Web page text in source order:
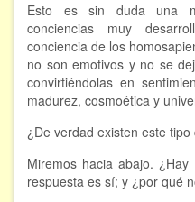
TERAPIAS
Aura y energías. Limpieza
Sincroinducción.
Hipnosis clínica
Hipnosis proyectiva
Esto es sin duda una
conciencias muy
conciencia de los
no son emotivos y no se
convirtiéndolas en
madurez, cosmoética y
¿De verdad existen este
Miremos hacia abajo.
respuesta es sí; y ¿por qué